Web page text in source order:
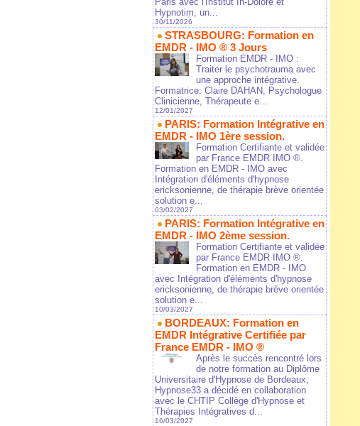
Hypnotim, un...
30/11/2026
STRASBOURG: Formation en
EMDR - IMO ® 3 Jours
Formation EMDR - IMO :
Traiter le psychotrauma avec
une approche intégrative.
Formatrice: Claire DAHAN, Psychologue
Clinicienne, Thérapeute e...
12/01/2027
PARIS: Formation Intégrative en
EMDR - IMO 1ère session.
Formation Certifiante et validée
par France EMDR IMO ®.
Formation en EMDR - IMO avec
Intégration d'éléments d'hypnose
ericksonienne, de thérapie brève orientée
solution e...
03/02/2027
PARIS: Formation Intégrative en
EMDR - IMO 2ème session.
Formation Certifiante et validée
par France EMDR IMO ®.
Formation en EMDR - IMO
avec Intégration d'éléments d'hypnose
ericksonienne, de thérapie brève orientée
solution e...
10/03/2027
BORDEAUX: Formation en
EMDR Intégrative Certifiée par
France EMDR - IMO ®
Après le succès rencontré lors
de notre formation au Diplôme
Universitaire d'Hypnose de Bordeaux,
Hypnose33 a décidé en collaboration
avec le CHTIP Collège d'Hypnose et
Thérapies Intégratives d...
16/03/2027